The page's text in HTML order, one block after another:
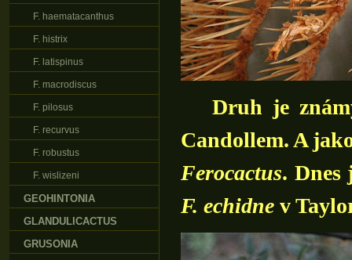
Druh je
Candollem. A
Ferocactus. Dnes
F. echidne v
F. haematacanthus
F. histrix
F. latispinus
F. macrodiscus
F. pilosus
F. recurvus
F. robustus
F. wislizeni
GEOHINTONIA
GLANDULICACTUS
GRUSONIA